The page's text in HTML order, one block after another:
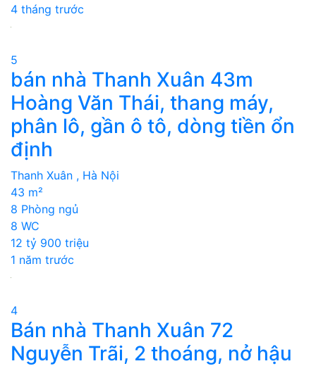
4 tháng trước
5
bán nhà Thanh Xuân 43m
Hoàng Văn Thái, thang máy,
phân lô, gần ô tô, dòng tiền ổn
định
Thanh Xuân , Hà Nội
43 m²
8 Phòng ngủ
8 WC
12 tỷ 900 triệu
1 năm trước
4
Bán nhà Thanh Xuân 72
Nguyễn Trãi, 2 thoáng, nở hậu